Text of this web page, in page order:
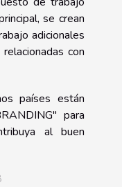
se crean
adicionales
con
países están
para
al buen